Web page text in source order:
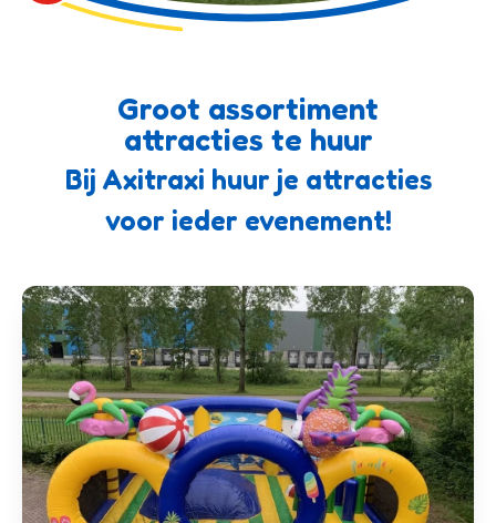
Groot assortiment
attracties te huur
Bij Axitraxi huur je attracties
voor ieder evenement!